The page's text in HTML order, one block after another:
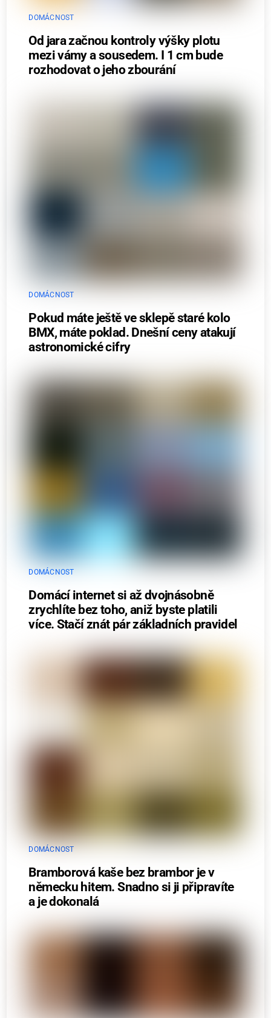
DOMÁCNOST
Od jara začnou kontroly výšky plotu
mezi vámy a sousedem. I 1 cm bude
rozhodovat o jeho zbourání
DOMÁCNOST
Pokud máte ještě ve sklepě staré kolo
BMX, máte poklad. Dnešní ceny atakují
astronomické cifry
DOMÁCNOST
Domácí internet si až dvojnásobně
zrychlíte bez toho, aniž byste platili
více. Stačí znát pár základních pravidel
DOMÁCNOST
Bramborová kaše bez brambor je v
německu hitem. Snadno si ji připravíte
a je dokonalá